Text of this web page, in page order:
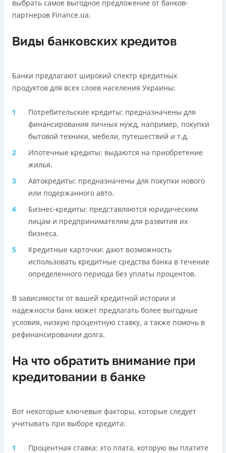
выбрать самое выгодное предложение от банков-
партнеров Finance.ua.
Виды банковских кредитов
Банки предлагают широкий спектр кредитных
продуктов для всех слоев населения Украины:
Потребительские кредиты: предназначены для
финансирования личных нужд, например, покупки
бытовой техники, мебели, путешествий и т.д.
Ипотечные кредиты: выдаются на приобретение
жилья.
Автокредиты: предназначены для покупки нового
или подержанного авто.
Бизнес-кредиты: представляются юридическим
лицам и предпринимателям для развития их
бизнеса.
Кредитные карточки: дают возможность
использовать кредитные средства банка в течение
определенного периода без уплаты процентов.
В зависимости от вашей кредитной истории и
надежности банк может предлагать более выгодные
условия, низкую процентную ставку, а также помочь в
рефинансировании долга.
На что обратить внимание при
кредитовании в банке
Вот некоторые ключевые факторы, которые следует
учитывать при выборе кредита:
Процентная ставка: это плата, которую вы платите